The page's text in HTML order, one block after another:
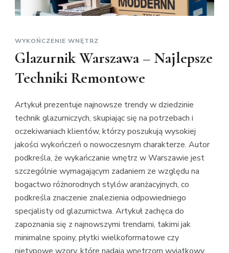
WYKOŃCZENIE WNĘTRZ
Glazurnik Warszawa – Najlepsze
Techniki Remontowe
Artykuł prezentuje najnowsze trendy w dziedzinie
technik glazurniczych, skupiając się na potrzebach i
oczekiwaniach klientów, którzy poszukują wysokiej
jakości wykończeń o nowoczesnym charakterze. Autor
podkreśla, że wykańczanie wnętrz w Warszawie jest
szczególnie wymagającym zadaniem ze względu na
bogactwo różnorodnych stylów aranżacyjnych, co
podkreśla znaczenie znalezienia odpowiedniego
specjalisty od glazurnictwa. Artykuł zachęca do
zapoznania się z najnowszymi trendami, takimi jak
minimalne spoiny, płytki wielkoformatowe czy